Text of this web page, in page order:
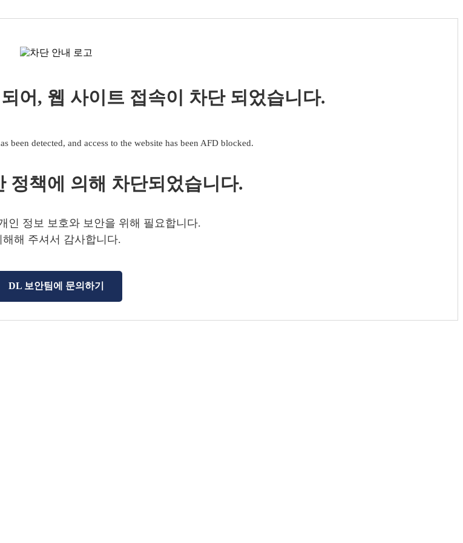
어, 웹 사이트 접속이 차단 되었습니다.
been detected, and access to the website has been AFD blocked.
정책에 의해 차단되었습니다.
인 정보 보호와 보안을 위해 필요합니다.
해해 주셔서 감사합니다.
DL 보안팀에 문의하기